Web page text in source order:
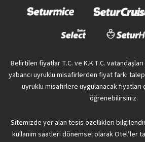
Belirtilen fiyatlar T.C. ve K.K.T.C.
yabancı uyruklu misafirlerden fiyat farkı
uyruklu misafirlere uygulanacak fiyatları
öğrenebilirsiniz.
Sitemizde yer alan tesis özellikleri
kullanım saatleri dönemsel olarak Otel’ler